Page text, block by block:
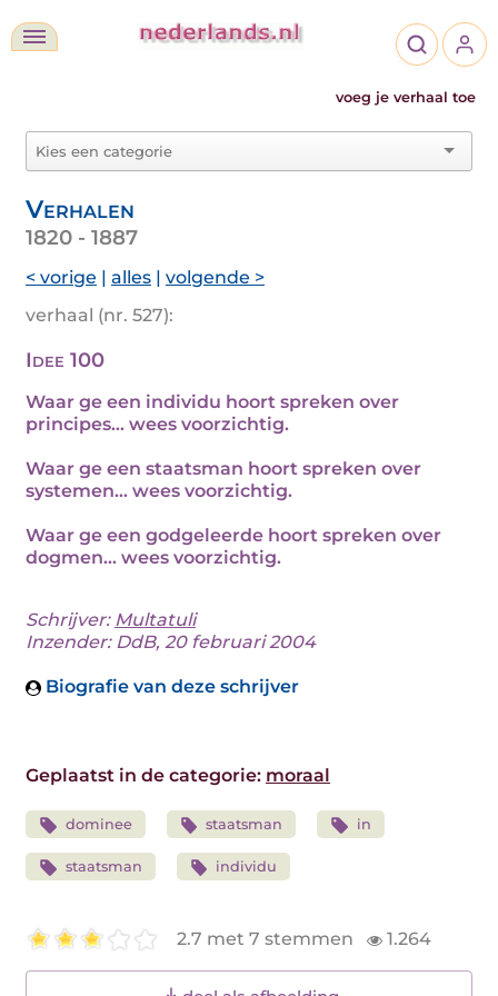
voeg je verhaal toe
Verhalen
1820 - 1887
< vorige | alles | volgende >
verhaal (nr. 527):
Idee 100
Waar ge een individu hoort spreken over
principes... wees voorzichtig.
Waar ge een staatsman hoort spreken over
systemen... wees voorzichtig.
Waar ge een godgeleerde hoort spreken over
dogmen... wees voorzichtig.
Schrijver: Multatuli
Inzender: DdB, 20 februari 2004
Biografie van deze schrijver
Geplaatst in de categorie: moraal
dominee staatsman in
staatsman individu
2.7 met 7 stemmen 1.264